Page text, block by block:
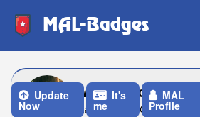
MAL-Badges
MatkoKachan
Last Update: One Week ago
Update
Now
It's
me
MAL
Profile